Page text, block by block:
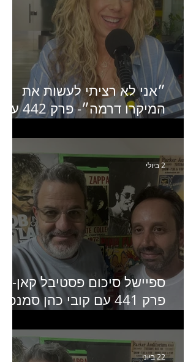
״אני לא רציתי לעשות את
המיקרו דרמה״- פרק 442 עם
של יד2
ספיישל סיכום פסטיבל קאן-
פרק 441 עם קובי כהן
2 ביולי
22 ביוני